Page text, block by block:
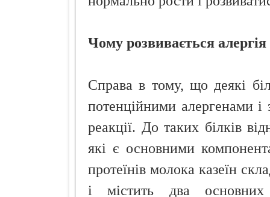
Чому розвивається
Справа в тому, що деякі
потенційними алергенами і
реакції. До таких білків
які є основними
протеїнів молока казеїн
і містить два